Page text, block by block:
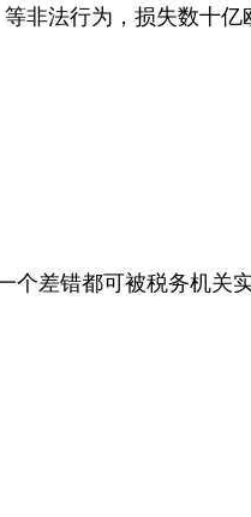
非法行为，损失数十
个差错都可被税务机关